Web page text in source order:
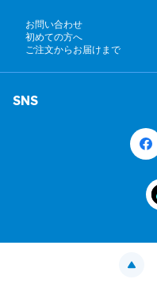
お問い合わせ
初めての方へ
ご注文からお届けまで
SNS